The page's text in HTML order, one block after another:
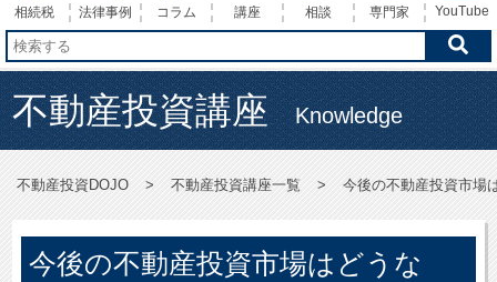
相続税 法律事例 コラム 講座 相談 専門家 YouTube
不動産投資講座 Knowledge
不動産投資DOJO 不動産投資講座一覧 今後の不動産投資市場
今後の不動産投資市場はどうな